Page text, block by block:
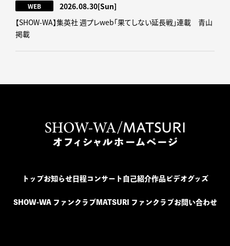
WEB 2026.08.30[Sun]
【SHOW-WA】集英社 週プレweb｢果てしない延長戦｣連載 青山
掲載
トップお知らせ日程コンサート 自己紹介作品ビデオグッズ
SHOW-WA ファンクラブ MATSURI ファンクラブ お問い合わせ